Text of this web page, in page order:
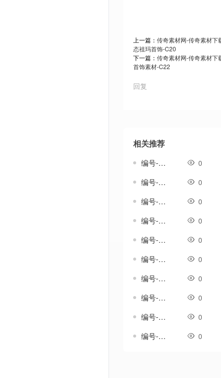
上一篇： 传奇素材网-传奇素材下
态祖玛首饰-C20
下一篇： 传奇素材网-传奇素材下
首饰素材-C22
回复
相关推荐
编号-雄浑套-传奇分体剑甲素材 0
编号-雅生涟套-传奇一体剑甲素材 0
编号-雨吟套-传奇一体剑甲素材 0
编号-雨纹套-传奇一体剑甲素材 0
编号-雨织纹套-传奇一体剑甲素材 0
编号-雪歌套-传奇一体剑甲素材 0
编号-雪澜套-传奇一体剑甲素材 0
编号-霄影套-传奇一体剑甲素材 0
编号-霞光温热套-传奇一体剑甲素材 0
编号-韵鸣套-传奇一体剑甲素材 0